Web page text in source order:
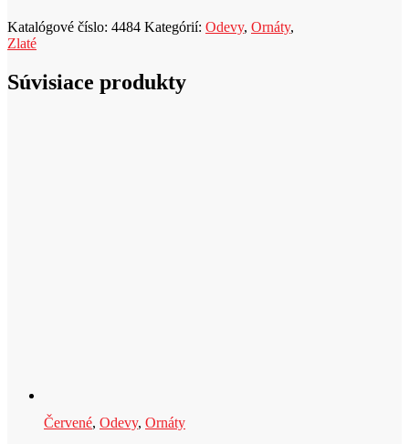
k
t
Katalógové číslo: 4484 Kategórií: Odevy, Ornáty,
Zlaté
Súvisiace produkty
Červené, Odevy, Ornáty